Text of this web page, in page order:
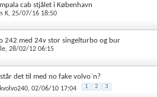
cab stjålet i København
K, 25/07/16 18:50
242 med 24v stor singelturbo og bur
, 28/02/12 06:15
det til med no fake volvo`n?
, 02/06/10 17:04 1 2 3